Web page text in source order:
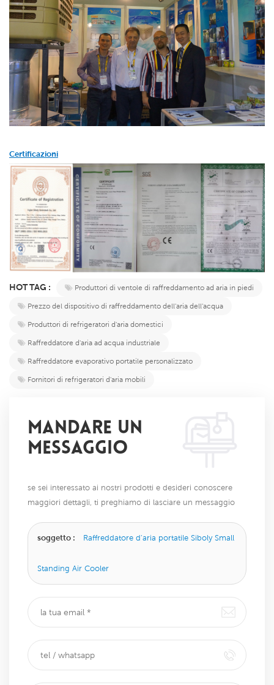
Certificazioni
HOT TAG :
Produttori di ventole di raffreddamento ad aria in piedi
Prezzo del dispositivo di raffreddamento dell'aria dell'acqua
Produttori di refrigeratori d'aria domestici
Raffreddatore d'aria ad acqua industriale
Raffreddatore evaporativo portatile personalizzato
Fornitori di refrigeratori d'aria mobili
MANDARE UN
MESSAGGIO
se sei interessato ai nostri prodotti e desideri conoscere
maggiori dettagli, ti preghiamo di lasciare un messaggio
soggetto : Raffreddatore d'aria portatile Siboly Small
Standing Air Cooler